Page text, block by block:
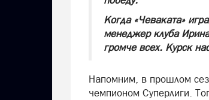
Когда «Чеваката»
менеджер клуба
громче всех. Курск
Напомним, в прошлом
чемпионом Суперлиги.